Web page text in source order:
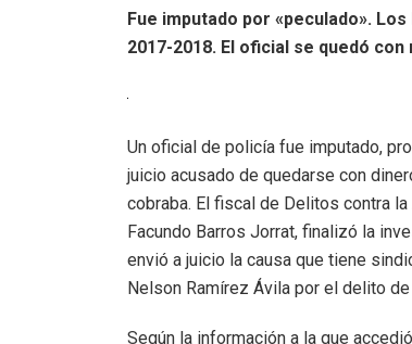
Fue imputado por «peculado».
2017-2018. El oficial se quedó con
Un oficial de policía fue imputado,
juicio acusado de quedarse con
cobraba. El fiscal de Delitos contra
Facundo Barros Jorrat, finalizó la
envió a juicio la causa que tiene
Nelson Ramírez Ávila por el delito de
Según la información a la que